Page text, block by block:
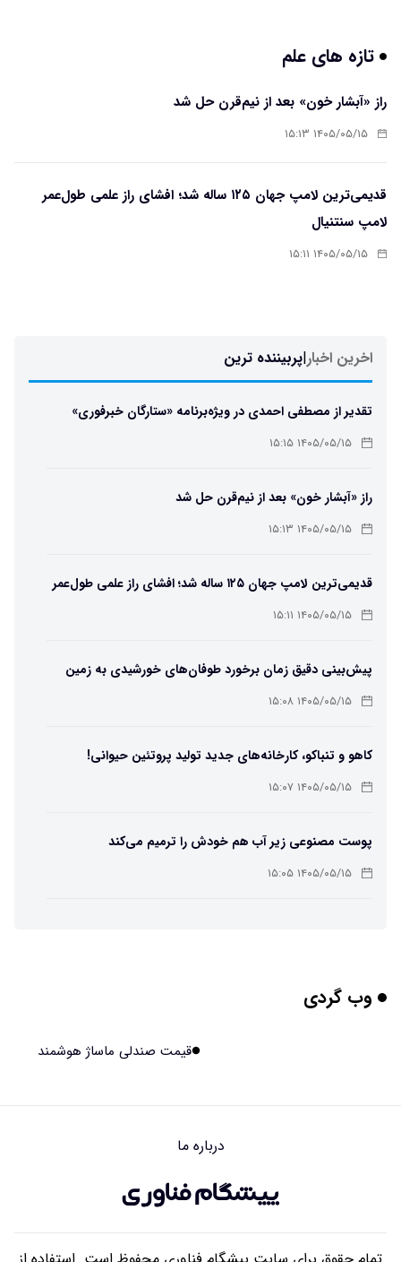
تازه های علم
راز «آبشار خون» بعد از نیم‌قرن حل شد
۱۴۰۵/۰۵/۱۵ ۱۵:۱۳
قدیمی‌ترین لامپ جهان ۱۲۵ ساله شد؛ افشای راز علمی طول‌عمر
لامپ سنتنیال
۱۴۰۵/۰۵/۱۵ ۱۵:۱۱
اخرین اخبار|پربیننده ترین
تقدیر از مصطفی احمدی در ویژه‌برنامه «ستارگان خبرفوری»
۱۴۰۵/۰۵/۱۵ ۱۵:۱۵
راز «آبشار خون» بعد از نیم‌قرن حل شد
۱۴۰۵/۰۵/۱۵ ۱۵:۱۳
قدیمی‌ترین لامپ جهان ۱۲۵ ساله شد؛ افشای راز علمی طول‌عمر
لامپ سنتنیال
۱۴۰۵/۰۵/۱۵ ۱۵:۱۱
پیش‌بینی دقیق زمان برخورد طوفان‌های خورشیدی به زمین
ممکن شد
۱۴۰۵/۰۵/۱۵ ۱۵:۰۸
کاهو و تنباکو، کارخانه‌های جدید تولید پروتئین حیوانی!
۱۴۰۵/۰۵/۱۵ ۱۵:۰۷
پوست مصنوعی زیر آب هم خودش را ترمیم می‌کند
۱۴۰۵/۰۵/۱۵ ۱۵:۰۵
برنج فضایی چین به مرحله برداشت رسید
ایرانی‌ها چقدر از هوش مصنوعی استفاده می‌کنند؟
وب گردی
قیمت صندلی ماساژ هوشمند
درباره ما